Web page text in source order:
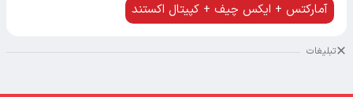
آمارکتس + ایکس چیف + کپیتال اکستند
تبلیغات